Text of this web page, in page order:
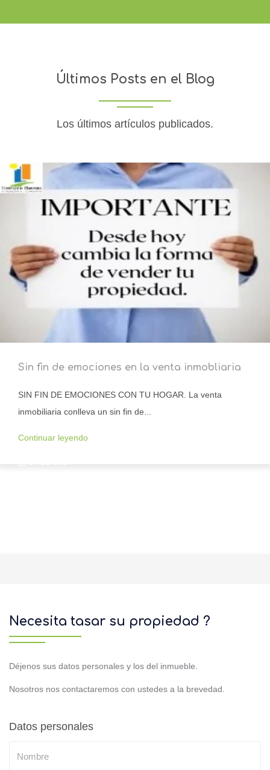
Últimos Posts en el Blog
Los últimos artículos publicados.
Sin fin de emociones en la venta inmobliaria
SIN FIN DE EMOCIONES CON TU HOGAR. La venta
inmobiliaria conlleva un sin fin de...
Continuar leyendo
Necesita tasar su propiedad ?
Déjenos sus datos personales y los del inmueble.
Nosotros nos contactaremos con ustedes a la brevedad.
Datos personales